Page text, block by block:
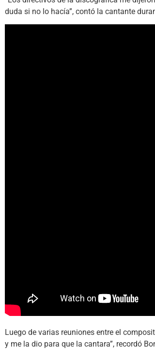
duda si no lo hacía”, contó la cantante
Luego de varias reuniones entre el
y me la dio para que la cantara”, recordó